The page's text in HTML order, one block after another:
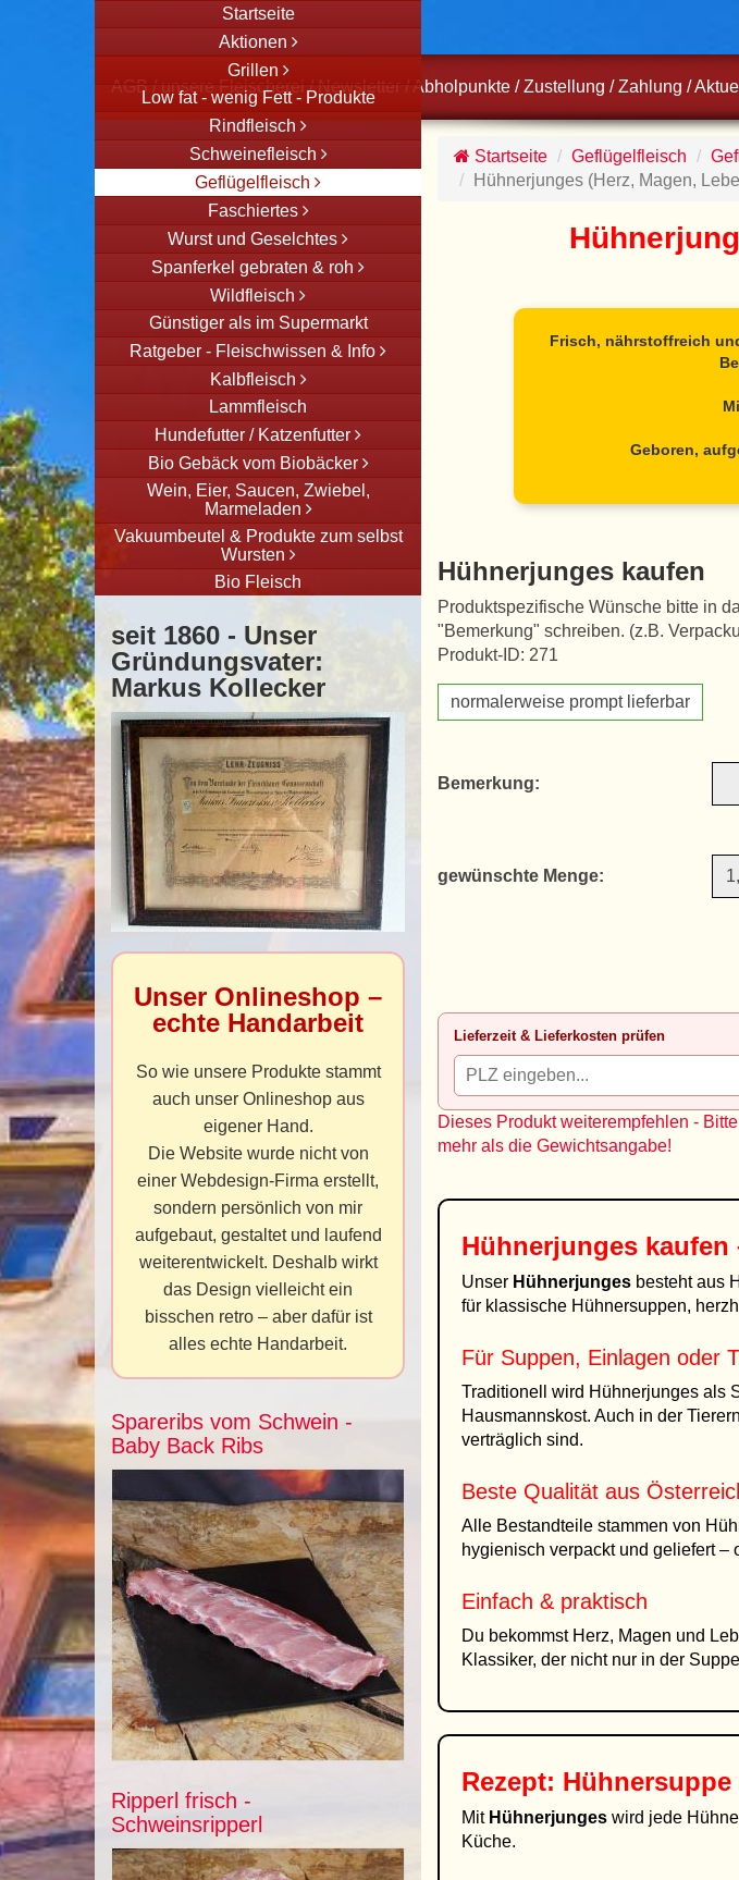
AGB / unsere Fleischerei / Newsletter /Abholpunkte / Zustellung / Zahlung /
Startseite
Aktionen
Grillen
Low fat - wenig Fett - Produkte
Rindfleisch
Schweinefleisch
Geflügelfleisch
Faschiertes
Wurst und Geselchtes
Spanferkel gebraten & roh
Wildfleisch
Günstiger als im Supermarkt
Ratgeber - Fleischwissen & Info
Kalbfleisch
Lammfleisch
Hundefutter / Katzenfutter
Bio Gebäck vom Biobäcker
Wein, Eier, Saucen, Zwiebel,
Marmeladen
Vakuumbeutel & Produkte zum selbst
Wursten
Bio Fleisch
seit 1860 - Unser
Gründungsvater:
Markus Kollecker
Unser Onlineshop –
echte Handarbeit
So wie unsere Produkte stammt
auch unser Onlineshop aus
eigener Hand.
Die Website wurde nicht von
einer Webdesign-Firma erstellt,
sondern persönlich von mir
aufgebaut, gestaltet und laufend
weiterentwickelt. Deshalb wirkt
das Design vielleicht ein
bisschen retro – aber dafür ist
alles echte Handarbeit.
Spareribs vom Schwein -
Baby Back Ribs
Ripperl frisch -
Schweinsripperl
Startseite Geflügelfleisch
Hühnerjunges (Herz, Magen,
Frisch, nährstoffreich
Geboren,
Hühnerjunges kaufen
Produktspezifische Wünsche bitte in
"Bemerkung" schreiben. (z.B.
Produkt-ID: 271
normalerweise prompt lieferbar
Bemerkung:
gewünschte Menge:
Lieferzeit & Lieferkosten prüfen
Dieses Produkt weiterempfehlen -
mehr als die Gewichtsangabe!
Hühnerjunges
Unser Hühnerjunges besteht aus
für klassische Hühnersuppen,
Für Suppen, Einlagen oder
Traditionell wird Hühnerjunges als
Hausmannskost. Auch in der
verträglich sind.
Beste Qualität aus
Alle Bestandteile stammen von
hygienisch verpackt und geliefert –
Einfach & praktisch
Du bekommst Herz, Magen und
Klassiker, der nicht nur in der
Rezept:
Mit Hühnerjunges wird jede
Küche.